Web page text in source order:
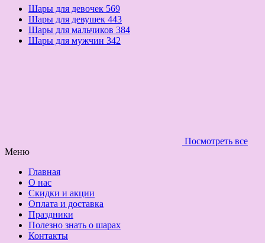
Шары для девочек 569
Шары для девушек 443
Шары для мальчиков 384
Шары для мужчин 342
Посмотреть все
Меню
Главная
О нас
Скидки и акции
Оплата и доставка
Праздники
Полезно знать о шарах
Контакты